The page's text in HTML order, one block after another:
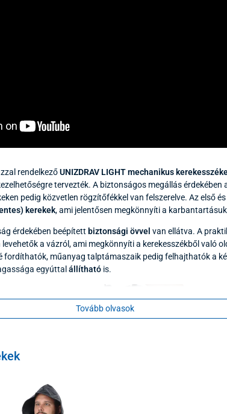
rendelkezőUNIZDRAV LIGHT mechanikus
tervezték. A biztonságos megállás
pedig közvetlen rögzítőfékkel van felszerelve. Az első
kerekek, ami jelentősen megkönnyíti a
érdekében beépített biztonsági övvel van ellátva. A
a vázról, ami megkönnyíti a kerekesszékből való
fordíthatók, műanyag talptámaszaik pedig felhajthatók a
egyúttal állíthatóis.
Tovább olvasok